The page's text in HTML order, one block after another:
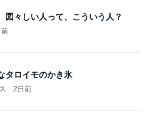
々しい人って、こういう人？
タロイモのかき氷
2日前